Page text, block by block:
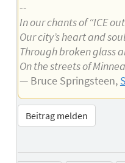
--
In our chants of “ICE
Our city’s heart and
Through broken glass
On the streets of
— Bruce Springsteen,
Beitrag melden